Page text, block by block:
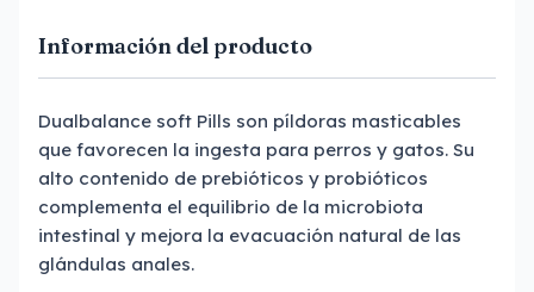
Información del producto
Dualbalance soft Pills son píldoras masticables
que favorecen la ingesta para perros y gatos. Su
alto contenido de prebióticos y probióticos
complementa el equilibrio de la microbiota
intestinal y mejora la evacuación natural de las
glándulas anales.